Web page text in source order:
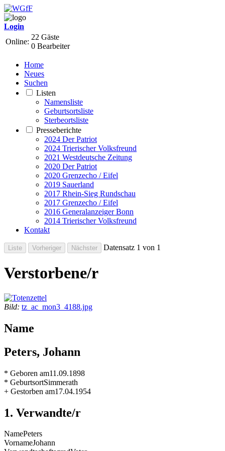
Login
Online:
22 Gäste
0 Bearbeiter
Home
Neues
Suchen
Listen
Namensliste
Geburtsortsliste
Sterbeortsliste
Presseberichte
2024 Der Patriot
2024 Trierischer Volksfreund
2021 Westdeutsche Zeitung
2020 Der Patriot
2020 Grenzecho / Eifel
2019 Sauerland
2017 Rhein-Sieg Rundschau
2017 Grenzecho / Eifel
2016 Generalanzeiger Bonn
2014 Trierischer Volksfreund
Kontakt
Datensatz 1 von 1
Verstorbene/r
Bild: tz_ac_mon3_4188.jpg
Name
Peters, Johann
* Geboren am11.09.1898
* GeburtsortSimmerath
+ Gestorben am17.04.1954
1. Verwandte/r
NamePeters
VornameJohann